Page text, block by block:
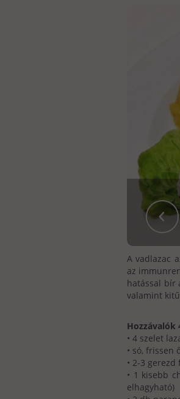
A vadlazac
az
hatással bír
valamint
Hozzávalók
• 4 szelet
• só, frissen
• 2-3 gerezd
• 1 kisebb
elhagyható)